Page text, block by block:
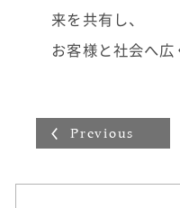
もしれませんが、
最近は多々ありま
で上を目指せるの
込んでみることを
来を共有し、
お客様と社会へ広
Previous